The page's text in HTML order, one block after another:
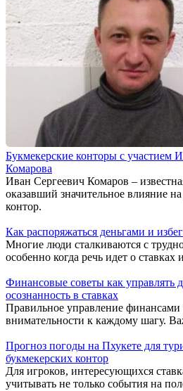
Букмекерские конторы с участием
Комарова
Иван Сергеевич Комаров –
оказавший значительное влияние
контор.
Как распоряжаться деньгами и
Многие люди сталкиваются с
особенно когда речь идет о
Финансовые советы как управлять
осознанность в ставках
Правильное управление финансами
внимательности к каждому шагу.
Прогноз погоды на Пхукете для
букмекерских контор
Для игроков, интересующихся
учитывать не только события на